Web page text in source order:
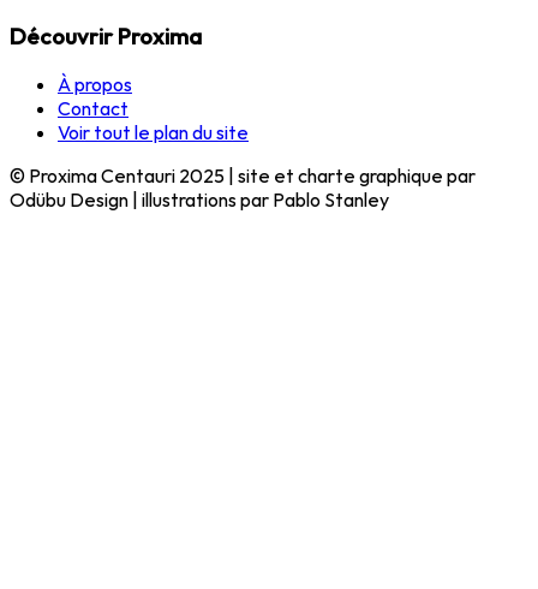
Découvrir Proxima
À propos
Contact
Voir tout le plan du site
© Proxima Centauri 2025 | site et charte graphique par
Odübu Design | illustrations par Pablo Stanley